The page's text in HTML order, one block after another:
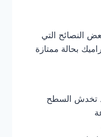
النصائح التي
بحالة ممتازة
تخدش السطح